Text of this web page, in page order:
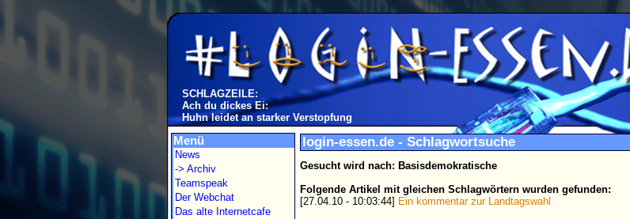
SCHLAGZEILE:
Ach du dickes Ei:
Huhn leidet an starker Verstopfung
Menü
News
-> Archiv
Teamspeak
Der Webchat
Das alte Internetcafe
login-essen.de - Schlagwortsuche
Gesucht wird nach: Basisdemokratische
Folgende Artikel mit gleichen Schlagwörtern wurden gefunden:
[27.04.10 - 10:03:44] Ein kommentar zur Landtagswahl